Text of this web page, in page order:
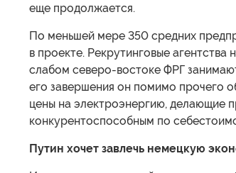
еще продолжается.
По меньшей мере 350 средних
в проекте. Рекрутинговые
слабом северо-востоке ФРГ
его завершения он помимо прочего
цены на электроэнергию, делающие
конкурентоспособным по
Путин хочет завлечь немецкую